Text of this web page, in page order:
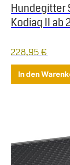
Hundegitter
Kodiaq II ab
228,95€
In den